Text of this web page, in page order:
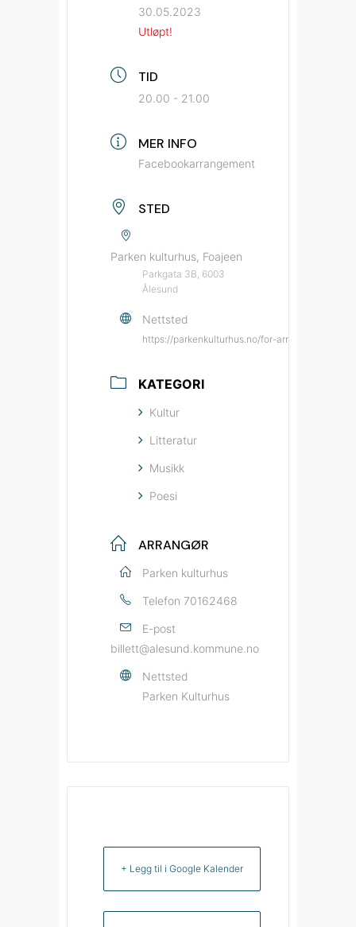
30.05.2023
Utløpt!
TID
20.00 - 21.00
MER INFO
Facebookarrangement
STED
Parken kulturhus, Foajeen
Parkgata 3B, 6003
Ålesund
Nettsted
https://parkenkulturhus.no/for-arrangorar/
KATEGORI
Kultur
Litteratur
Musikk
Poesi
ARRANGØR
Parken kulturhus
Telefon 70162468
E-post
billett@alesund.kommune.no
Nettsted
Parken Kulturhus
+ Legg til i Google Kalender